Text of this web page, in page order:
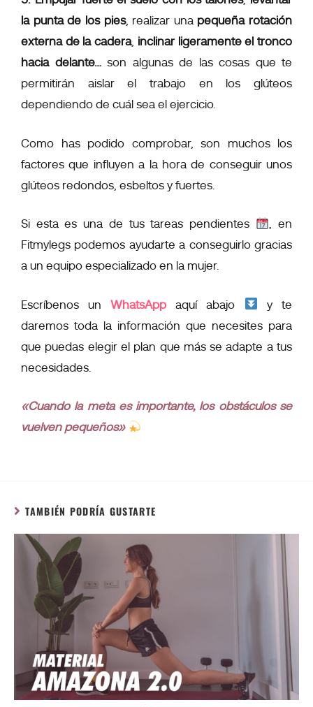
la punta de los pies, realizar unapequeña rotación
externa de la cadera, inclinar ligeramente el tronco
hacia delante…son algunas de las cosas que te
permitirán aislar el trabajo en los glúteos
dependiendo de cuál sea el ejercicio.
Como has podido comprobar, son muchos los
factores que influyen a la hora de conseguir unos
glúteos redondos, esbeltos y fuertes.
Si esta es una de tus tareas pendientes
, en
Fitmylegs podemos ayudarte a conseguirlo gracias
a un equipo especializado en la mujer.
Escríbenos unWhatsAppaquí abajo
y te
daremos toda la información que necesites para
que puedas elegir el plan que más se adapte a tus
necesidades.
«Cuando la meta es importante, los obstáculos se
vuelven pequeños»
TAMBIÉN PODRÍA GUSTARTE